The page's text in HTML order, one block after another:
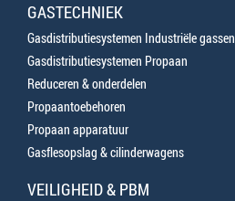
GASTECHNIEK
Gasdistributiesystemen Industriële gassen
Gasdistributiesystemen Propaan
Reduceren & onderdelen
Propaantoebehoren
Propaan apparatuur
Gasflesopslag & cilinderwagens
VEILIGHEID & PBM